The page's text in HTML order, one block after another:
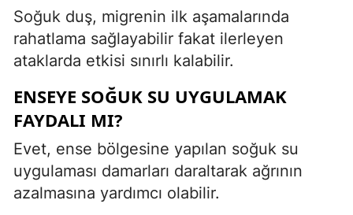
Soğuk duş, migrenin ilk aşamalarında
rahatlama sağlayabilir fakat ilerleyen
ataklarda etkisi sınırlı kalabilir.
ENSEYE SOĞUK SU UYGULAMAK
FAYDALI MI?
Evet, ense bölgesine yapılan soğuk su
uygulaması damarları daraltarak ağrının
azalmasına yardımcı olabilir.